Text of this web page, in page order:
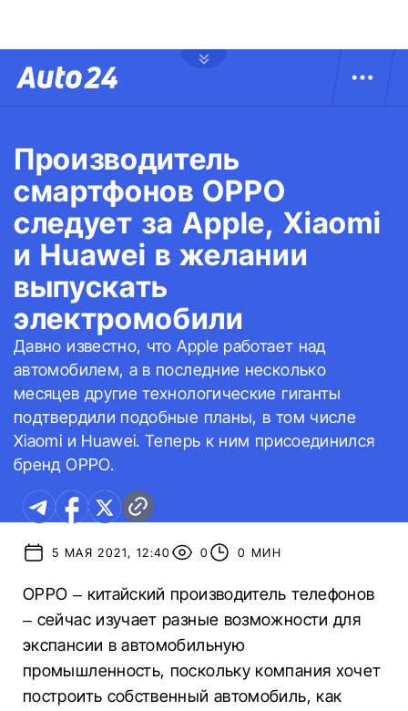
Производитель
смартфонов OPPO
следует за Apple, Xiaomi
и Huawei в желании
выпускать
электромобили
Давно известно, что Apple работает над
автомобилем, а в последние несколько
месяцев другие технологические гиганты
подтвердили подобные планы, в том числе
Xiaomi и Huawei. Теперь к ним присоединился
бренд OPPO.
5 МАЯ 2021, 12:40 0 0 МИН
OPPO – китайский производитель телефонов
– сейчас изучает разные возможности для
экспансии в автомобильную
промышленность, поскольку компания хочет
построить собственный автомобиль, как